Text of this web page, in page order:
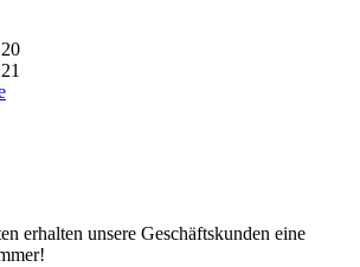
erhalten unsere Geschäftskunden eine